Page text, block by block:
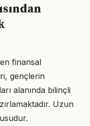
finansal
gençlerin
alanında bilinçli
Uzun